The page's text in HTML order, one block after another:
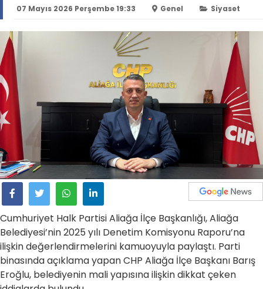
07 Mayıs 2026 Perşembe 19:33 Genel Siyaset
Cumhuriyet Halk Partisi Aliağa İlçe Başkanlığı, Aliağa
Belediyesi’nin 2025 yılı Denetim Komisyonu Raporu’na
ilişkin değerlendirmelerini kamuoyuyla paylaştı. Parti
binasında açıklama yapan CHP Aliağa İlçe Başkanı Barış
Eroğlu, belediyenin mali yapısına ilişkin dikkat çeken